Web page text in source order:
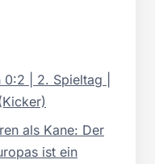
| 2. Spieltag |
als Kane: Der
ist ein